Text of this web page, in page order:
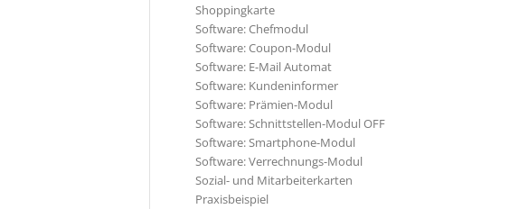
Shoppingkarte
Software: Chefmodul
Software: Coupon-Modul
Software: E-Mail Automat
Software: Kundeninformer
Software: Prämien-Modul
Software: Schnittstellen-Modul OFF
Software: Smartphone-Modul
Software: Verrechnungs-Modul
Sozial- und Mitarbeiterkarten
Praxisbeispiel